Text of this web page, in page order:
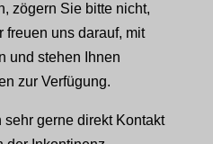
zögern Sie bitte nicht,
freuen uns darauf, mit
und stehen Ihnen
zur Verfügung.
sehr gerne direkt Kontakt